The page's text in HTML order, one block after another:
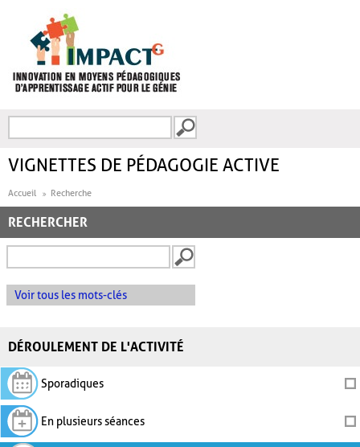
FORMULAIRE DE
VIGNETTES DE PÉDAGOGIE ACTIVE
Accueil Recherche
RECHERCHER
Voir tous les mots-clés
DÉROULEMENT DE L'ACTIVITÉ
Sporadiques
En plusieurs séances